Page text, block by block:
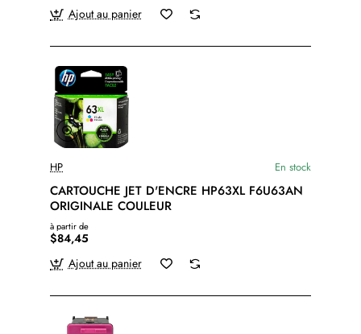
Ajout au panier
HP En stock
CARTOUCHE JET D'ENCRE HP63XL F6U63AN
ORIGINALE COULEUR
à partir de
$84,45
Ajout au panier